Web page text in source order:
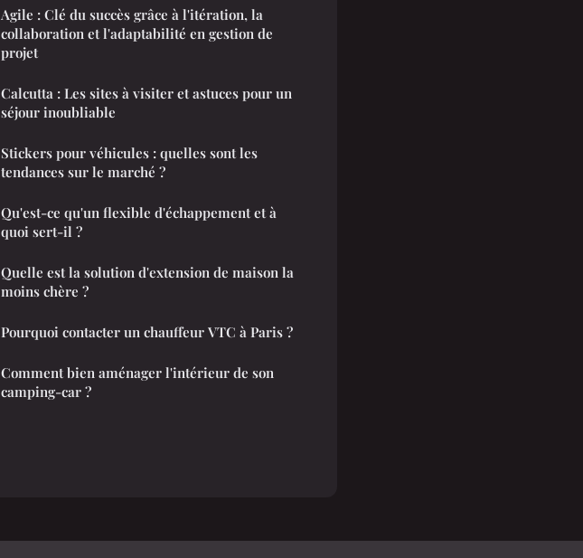
Agile : Clé du succès grâce à l'itération, la
collaboration et l'adaptabilité en gestion de
projet
Calcutta : Les sites à visiter et astuces pour un
séjour inoubliable
Stickers pour véhicules : quelles sont les
tendances sur le marché ?
Qu'est-ce qu'un flexible d'échappement et à
quoi sert-il ?
Quelle est la solution d'extension de maison la
moins chère ?
Pourquoi contacter un chauffeur VTC à Paris ?
Comment bien aménager l'intérieur de son
camping-car ?